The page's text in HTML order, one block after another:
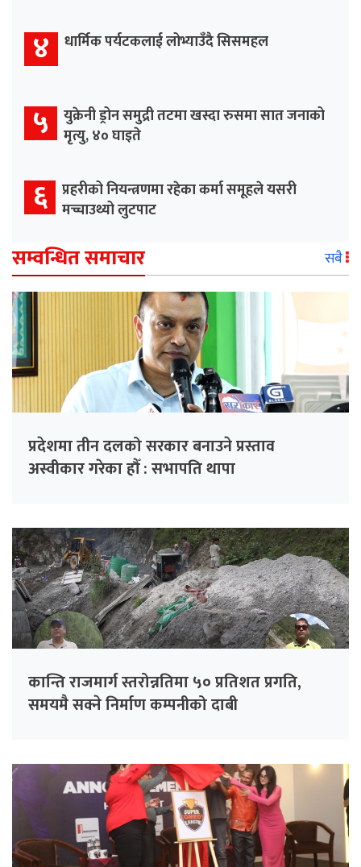
४ धार्मिक पर्यटकलाई लोभ्याउँदै सिसमहल
५ युक्रेनी ड्रोन समुद्री तटमा खस्दा रुसमा सात जनाको
मृत्यु, ४० घाइते
६ प्रहरीको नियन्त्रणमा रहेका कर्मा समूहले यसरी
मच्चाउथ्यो लुटपाट
सम्वन्धित समाचार सबै
प्रदेशमा तीन दलको सरकार बनाउने प्रस्ताव
अस्वीकार गरेका हौँ : सभापति थापा
कान्ति राजमार्ग स्तरोन्नतिमा ५० प्रतिशत प्रगति,
समयमै सक्ने निर्माण कम्पनीको दाबी